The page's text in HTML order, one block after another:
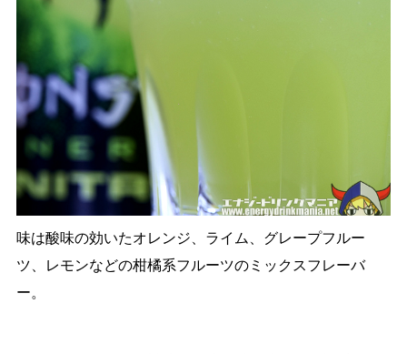
味は酸味の効いたオレンジ、ライム、グレープフルー
ツ、レモンなどの柑橘系フルーツのミックスフレーバ
ー。